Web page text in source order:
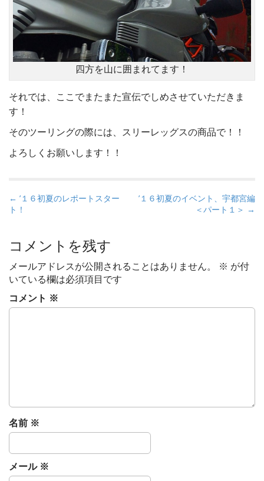
四方を山に囲まれてます！
それでは、ここでまたまた宣伝でしめさせていただきま
す！
そのツーリングの際には、スリーレッグスの商品で！！
よろしくお願いします！！
P
o
t
n
a
i
← ’１６初夏のレポートスター
ト！
’１６初夏のイベント、宇都宮編
＜パート１＞ →
コメントを残す
メールアドレスが公開されることはありません。 ※ が付
いている欄は必須項目です
コメント ※
名前 ※
メール ※